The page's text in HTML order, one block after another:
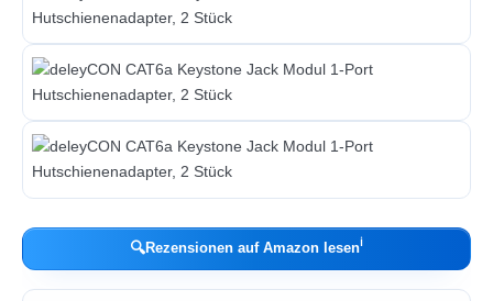
🔍Rezensionen auf Amazon lesenℹ︎